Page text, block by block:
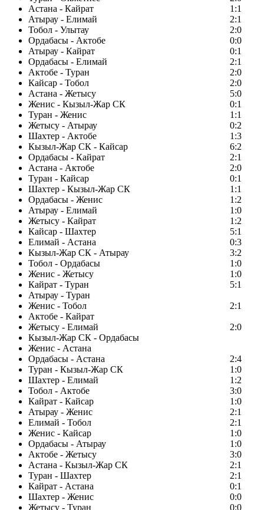
Астана - Кайрат
1:1
Атырау - Елимай
2:1
Тобол - Улытау
2:0
Ордабасы - Актобе
0:0
Атырау - Кайрат
0:1
Ордабасы - Елимай
2:1
Актобе - Туран
2:0
Кайсар - Тобол
2:0
Астана - Жетысу
5:0
Женис - Кызыл-Жар СК
0:1
Туран - Женис
1:1
Жетысу - Атырау
0:2
Шахтер - Актобе
1:3
Кызыл-Жар СК - Кайсар
6:2
Ордабасы - Кайрат
2:1
Астана - Актобе
2:0
Туран - Кайсар
0:1
Шахтер - Кызыл-Жар СК
1:1
Ордабасы - Женис
1:2
Атырау - Елимай
1:0
Жетысу - Кайрат
1:2
Кайсар - Шахтер
5:1
Елимай - Астана
0:3
Кызыл-Жар СК - Атырау
3:2
Тобол - Ордабасы
1:0
Женис - Жетысу
1:0
Кайрат - Туран
5:1
Атырау - Туран
Женис - Тобол
2:1
Актобе - Кайрат
Жетысу - Елимай
2:0
Кызыл-Жар СК - Ордабасы
Женис - Астана
Ордабасы - Астана
2:4
Туран - Кызыл-Жар СК
1:0
Шахтер - Елимай
1:2
Тобол - Актобе
3:0
Кайрат - Кайсар
1:0
Атырау - Женис
2:1
Елимай - Тобол
2:1
Женис - Кайсар
1:0
Ордабасы - Атырау
1:0
Актобе - Жетысу
3:0
Астана - Кызыл-Жар СК
2:1
Туран - Шахтер
2:1
Кайрат - Астана
0:1
Шахтер - Женис
0:0
Жетысу - Туран
0:0